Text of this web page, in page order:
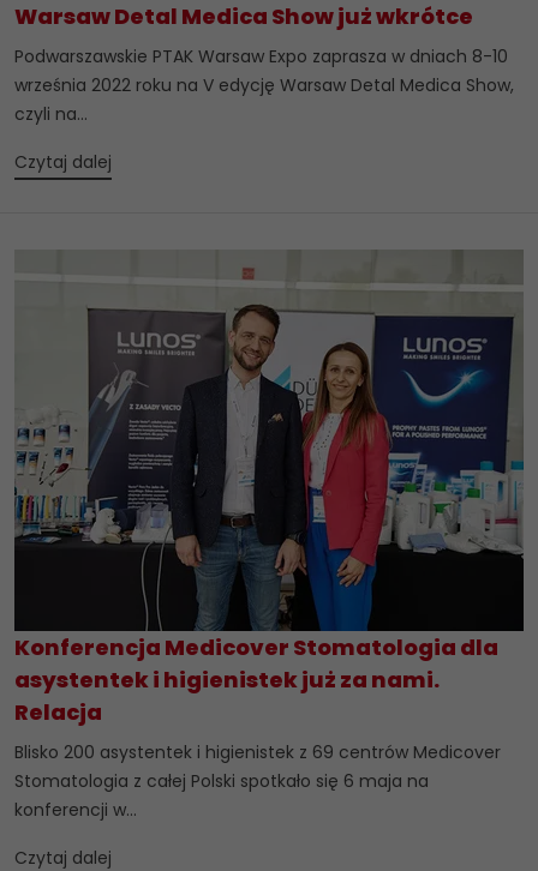
Warsaw Detal Medica Show już wkrótce
Podwarszawskie PTAK Warsaw Expo zaprasza w dniach 8-10
września 2022 roku na V edycję Warsaw Detal Medica Show,
czyli na...
Czytaj dalej
Konferencja Medicover Stomatologia dla
asystentek i higienistek już za nami.
Relacja
Blisko 200 asystentek i higienistek z 69 centrów Medicover
Stomatologia z całej Polski spotkało się 6 maja na
konferencji w...
Czytaj dalej